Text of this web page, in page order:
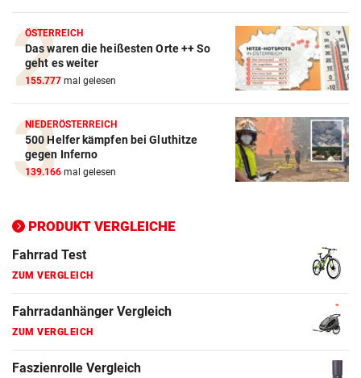
ÖSTERREICH
Das waren die heißesten Orte ++ So
geht es weiter
155.777 mal gelesen
NIEDERÖSTERREICH
500 Helfer kämpfen bei Gluthitze
gegen Inferno
139.166 mal gelesen
PRODUKT VERGLEICHE
Crosstrainer Vergleich
ZUM VERGLEICH
E-Bike Vergleich
ZUM VERGLEICH
Elektro-Scooter Vergleich
ZUM VERGLEICH
ZUM VERGLEICH
Fahrrad Test
ZUM VERGLEICH
Fahrradanhänger Vergleich
ZUM VERGLEICH
Faszienrolle Vergleich